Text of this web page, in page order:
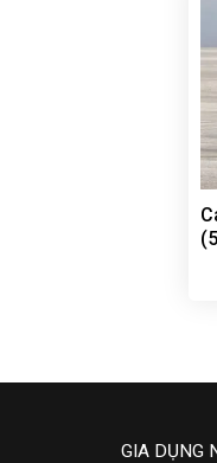
GIA DỤNG